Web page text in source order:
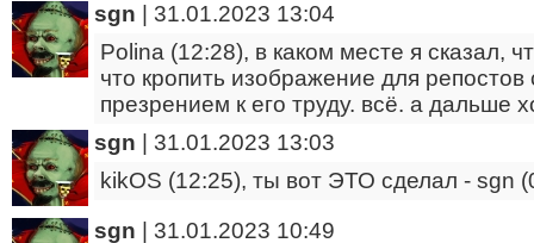
sgn
31.01.2023 13:04
Polina (12:28), в каком месте я сказал,
что кропить изображение для
презрением к его труду. всё. а дальше
sgn
31.01.2023 13:03
kikOS (12:25), ты вот ЭТО сделал - sgn
sgn
31.01.2023 10:49